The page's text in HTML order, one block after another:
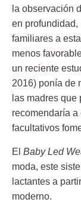
la observación
en
familiares a
menos
un reciente
2016) ponía de
las madres
recomendaría
facultativos
El Baby Led
moda, este
lactantes a
moderno.